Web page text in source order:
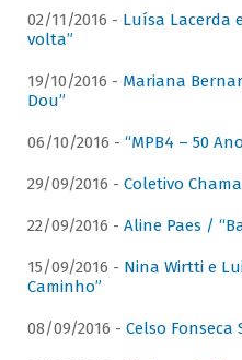
02/11/2016 - Luísa Lacerda
volta”
19/10/2016 - Mariana
Dou”
06/10/2016 - “MPB4 – 50
29/09/2016 - Coletivo
22/09/2016 - Aline Paes /
15/09/2016 - Nina Wirtti e
Caminho”
08/09/2016 - Celso Fonseca